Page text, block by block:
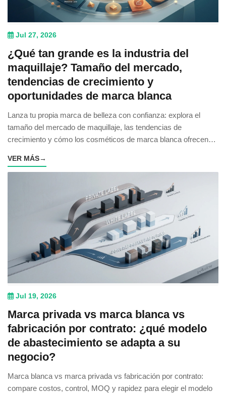
Jul 27, 2026
¿Qué tan grande es la industria del
maquillaje? Tamaño del mercado,
tendencias de crecimiento y
oportunidades de marca blanca
Lanza tu propia marca de belleza con confianza: explora el
tamaño del mercado de maquillaje, las tendencias de
crecimiento y cómo los cosméticos de marca blanca ofrecen
VER MÁS→
Jul 19, 2026
Marca privada vs marca blanca vs
fabricación por contrato: ¿qué modelo
de abastecimiento se adapta a su
negocio?
Marca blanca vs marca privada vs fabricación por contrato:
compare costos, control, MOQ y rapidez para elegir el modelo